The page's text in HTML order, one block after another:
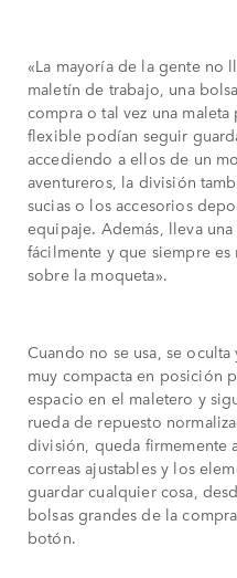
«La mayoría de la gente no
maletín de trabajo, una
compra o tal vez una
flexible podían seguir
accediendo a ellos de un
aventureros, la división
sucias o los accesorios
equipaje. Además, lleva
fácilmente y que siempre
sobre la moqueta».
Cuando no se usa, se
muy compacta en posición
espacio en el maletero y
rueda de repuesto
división, queda firmemente
correas ajustables y los
guardar cualquier cosa,
bolsas grandes de la
botón.